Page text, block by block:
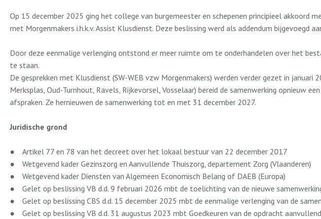
Op 15 december 2025 ging het college van burgemeester en schepenen principieel
met Morgenmakers i.h.k.v. Assist Klusdienst. Deze beslissing werd als addendum bijgevoegd
Door deze eenmalige verlenging ontstond er meer ruimte om te onderhandelen over het
te staan.
De gesprekken met Klusdienst (SW-WEB vzw Morgenmakers) werden verder gezet in
Merksplas, Oud-Turnhout, Ravels, Rijkevorsel, Vosselaar) bereid de samenwerking opnieuw
afspraken. Ze hernieuwen de samenwerking tot en met 31 december 2027.
Juridische grond
●
Artikel 77 en 78 van het decreet over het lokaal bestuur van 22 december 2017
●
Wetgevend kader Gezinszorg en Aanvullende Thuiszorg, departement Zorg (Vlaanderen)
●
Wetgevend kader Diensten van Algemeen Economisch Belang of DAEB (Europa)
●
Gelet op beslissing VB d.d. 9 februari 2026 mbt de toelichting van de nieuwe
●
Gelet op beslissing CBS d.d. 15 december 2025 mbt de eenmalige verlenging van de
●
Gelet op beslissing VB d.d. 31 augustus 2023 mbt Goedkeuren van de opdracht